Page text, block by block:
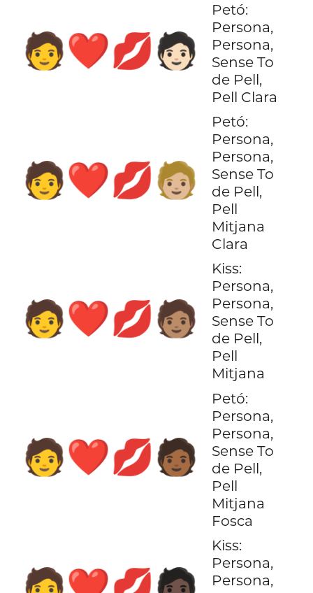
🧑‍❤️‍💋‍🧑🏻
Petó:
Persona,
Persona,
Sense To
de Pell,
Pell Clara
🧑‍❤️‍💋‍🧑🏼
Petó:
Persona,
Persona,
Sense To
de Pell,
Pell
Mitjana
Clara
🧑‍❤️‍💋‍🧑🏽
Kiss:
Persona,
Persona,
Sense To
de Pell,
Pell
Mitjana
🧑‍❤️‍💋‍🧑🏾
Petó:
Persona,
Persona,
Sense To
de Pell,
Pell
Mitjana
Fosca
Kiss:
Persona,
Persona,